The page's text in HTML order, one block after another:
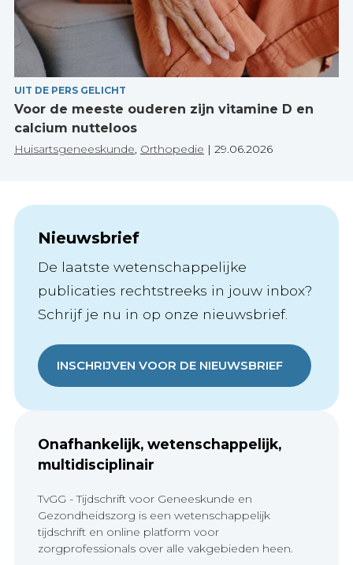
UIT DE PERS GELICHT
Voor de meeste ouderen zijn vitamine D en
calcium nutteloos
Huisartsgeneeskunde Orthopedie | 29.06.2026
Nieuwsbrief
De laatste wetenschappelijke
publicaties rechtstreeks in jouw inbox?
Schrijf je nu in op onze nieuwsbrief.
INSCHRIJVEN VOOR DE NIEUWSBRIEF
Onafhankelijk, wetenschappelijk,
multidisciplinair
TvGG - Tijdschrift voor Geneeskunde en
Gezondheidszorg is een wetenschappelijk
tijdschrift en online platform voor
zorgprofessionals over alle vakgebieden heen.